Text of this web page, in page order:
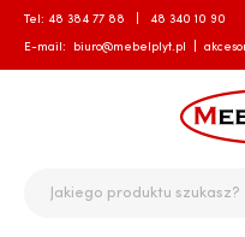
Tel: 48 384 77 88 48 340 10 90
E-mail: biuro@mebelplyt.pl